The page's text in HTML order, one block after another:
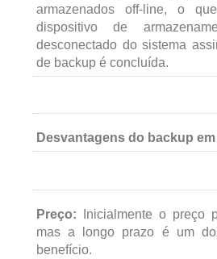
armazenados off-line, o
dispositivo de
desconectado do sistema
de backup é concluída.
Desvantagens do backup
Preço: Inicialmente o preço
mas a longo prazo é um
benefício.